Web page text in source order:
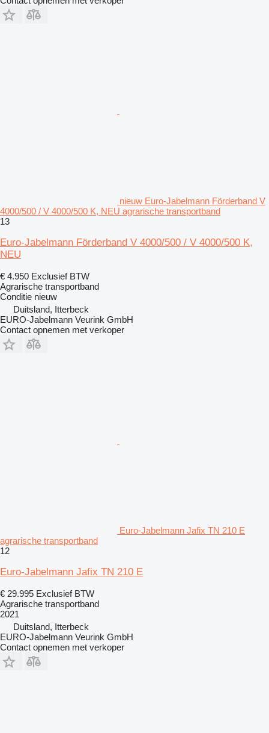
nieuw Euro-Jabelmann Förderband V
4000/500 / V 4000/500 K, NEU agrarische transportband
13
Euro-Jabelmann Förderband V 4000/500 / V 4000/500 K,
NEU
€ 4.950 Exclusief BTW
Agrarische transportband
Conditie nieuw
Duitsland, Itterbeck
EURO-Jabelmann Veurink GmbH
Contact opnemen met verkoper
Euro-Jabelmann Jafix TN 210 E
agrarische transportband
12
Euro-Jabelmann Jafix TN 210 E
€ 29.995 Exclusief BTW
Agrarische transportband
2021
Duitsland, Itterbeck
EURO-Jabelmann Veurink GmbH
Contact opnemen met verkoper